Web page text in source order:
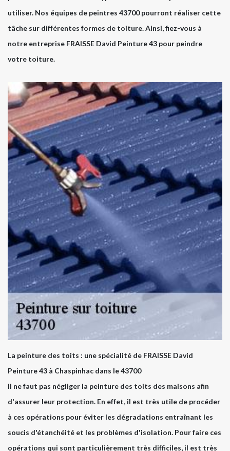
utiliser. Nos équipes de peintres 43700 pourront réaliser cette
tâche sur différentes formes de toiture. Ainsi, fiez-vous à
notre entreprise FRAISSE David Peinture 43 pour peindre
votre toiture.
La peinture des toits : une spécialité de FRAISSE David
Peinture 43 à Chaspinhac dans le 43700
Il ne faut pas négliger la peinture des toits des maisons afin
d'assurer leur protection. En effet, il est très utile de procéder
à ces opérations pour éviter les dégradations entraînant les
soucis d'étanchéité et les problèmes d'isolation. Pour faire ces
opérations qui sont particulièrement très difficiles, il est très